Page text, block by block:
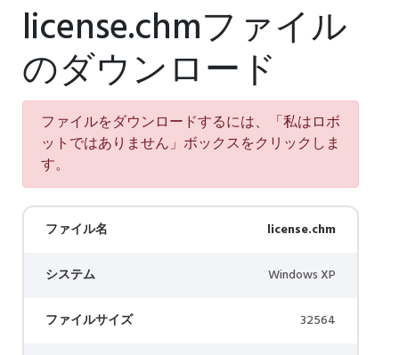
license.chmファイル
のダウンロード
ファイルをダウンロードするには、「私はロボ
ットではありません」ボックスをクリックしま
す。
ファイル名 license.chm
システム Windows XP
ファイルサイズ 32564